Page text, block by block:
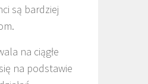
są bardziej
na ciągłe
na podstawie